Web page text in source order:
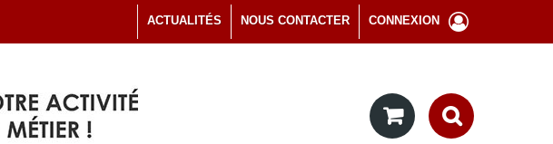
CONNEXION
NOUS CONTACTER
ACTUALITÉS